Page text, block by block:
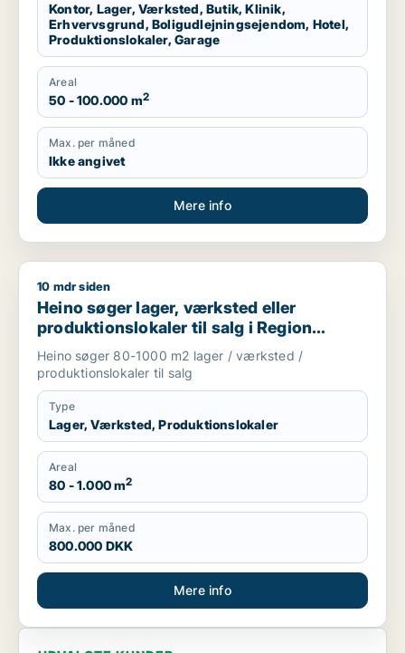
Kontor, Lager, Værksted, Butik, Klinik,
Erhvervsgrund, Boligudlejningsejendom, Hotel,
Produktionslokaler, Garage
Areal
50 - 100.000 m2
Max. per måned
Ikke angivet
Mere info
Heino søger lager, værksted eller produktionslokaler til salg
10 mdr siden
Heino søger lager, værksted eller
produktionslokaler til salg i Region
Sjælland
Heino søger 80-1000 m2 lager / værksted /
produktionslokaler til salg
Type
Lager, Værksted, Produktionslokaler
Areal
80 - 1.000 m2
Max. per måned
800.000 DKK
Mere info